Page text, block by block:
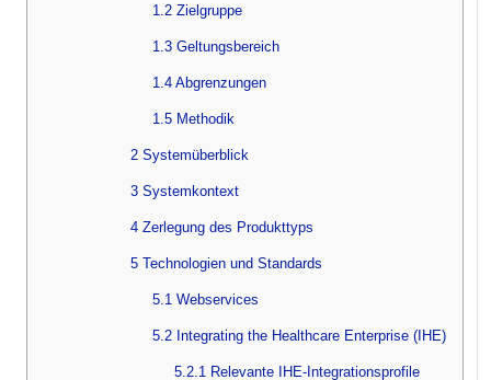
1.2 Zielgruppe
1.3 Geltungsbereich
1.4 Abgrenzungen
1.5 Methodik
2 Systemüberblick
3 Systemkontext
4 Zerlegung des Produkttyps
5 Technologien und Standards
5.1 Webservices
5.2 Integrating the Healthcare Enterprise (IHE)
5.2.1 Relevante IHE-Integrationsprofile